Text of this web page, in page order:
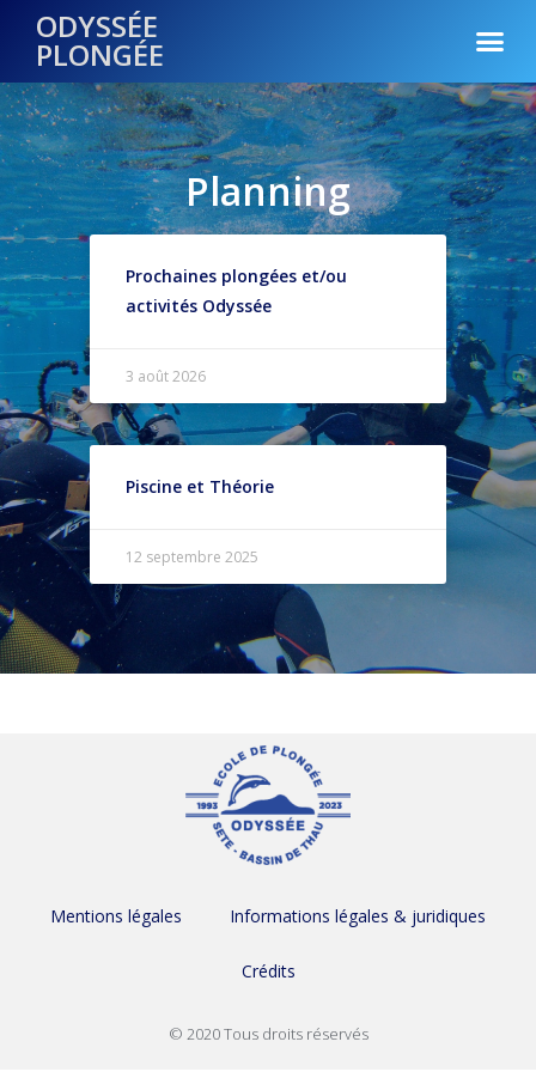
ODYSSÉE
PLONGÉE
Planning
Prochaines plongées et/ou
activités Odyssée
3 août 2026
Piscine et Théorie
12 septembre 2025
Mentions légales Informations légales & juridiques
Crédits
© 2020 Tous droits réservés